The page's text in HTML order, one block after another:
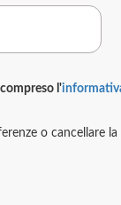
l'
o cancellare